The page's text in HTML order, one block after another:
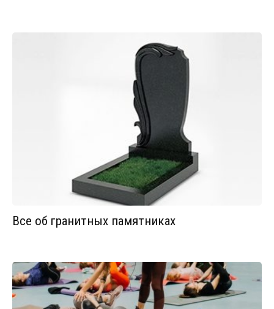
Все об гранитных памятниках